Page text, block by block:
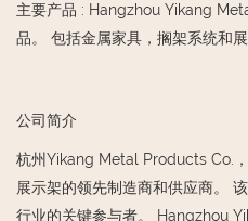
主要产品 : Hangzhou Yikang
品。 包括金属家具，搁架系统和展
公司简介
杭州Yikang Metal Products Co.
展示架的领先制造商和供应商。
行业的关键参与者。 Hangzhou